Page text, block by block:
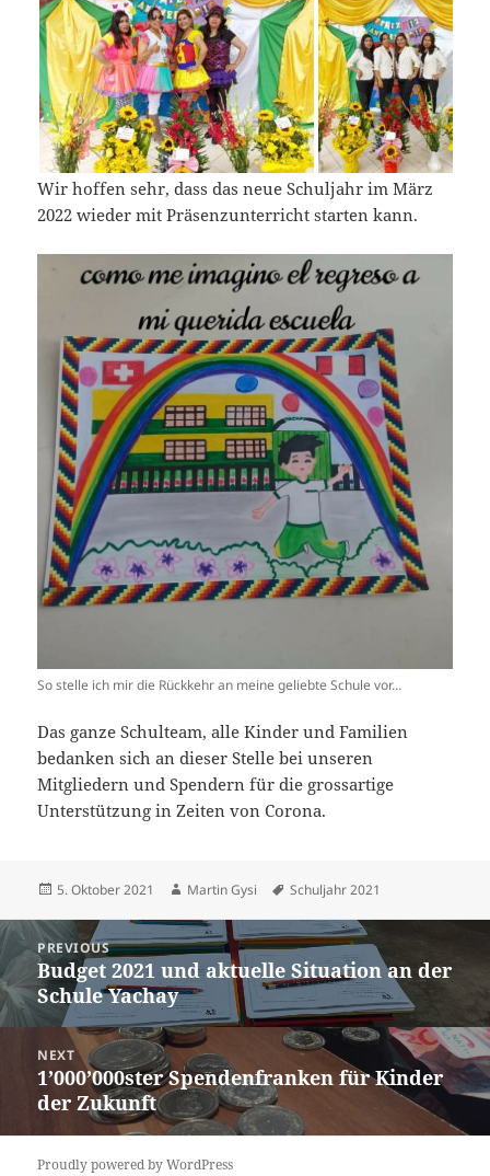
Wir hoffen sehr, dass das neue Schuljahr im März
2022 wieder mit Präsenzunterricht starten kann.
So stelle ich mir die Rückkehr an meine geliebte Schule vor…
Das ganze Schulteam, alle Kinder und Familien
bedanken sich an dieser Stelle bei unseren
Mitgliedern und Spendern für die grossartige
Unterstützung in Zeiten von Corona.
Posted
5. Oktober 2021 Author
Martin Gysi Tags
Schuljahr 2021
Beitrags-
Navigation
PREVIOUS
Previous
post:
Budget 2021 und aktuelle Situation an der
Schule Yachay
NEXT
Next
post:
1’000’000ster Spendenfranken für Kinder
der Zukunft
Proudly powered by WordPress